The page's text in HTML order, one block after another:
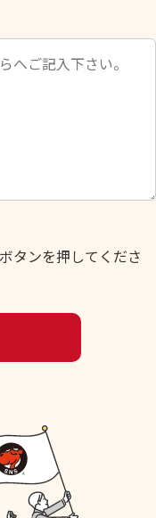
タンを押してくださ